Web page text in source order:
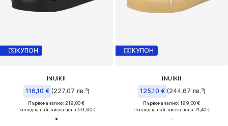
КУПОН
INUIKII
116,10 € (227,07 лв.³)
Първоначално: 219,00 €
Последна най-ниска цена:59,60 €
КУПОН
INUIKII
125,10 € (244,67 лв.³)
Първоначално: 199,00 €
Последна най-ниска цена:71,40 €